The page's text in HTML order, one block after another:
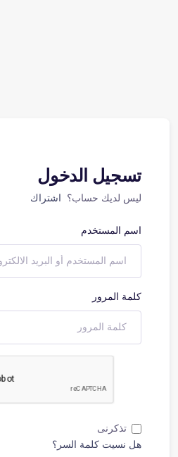
تسجيل الدخول
ليس لديك حساب؟ اشتراك
اسم المستخدم
كلمة المرور
تذكرنى
هل نسيت كلمة السر؟